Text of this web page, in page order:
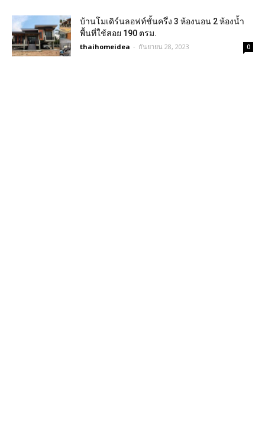
บ้านโมเดิร์นลอฟท์ชั้นครึ่ง 3 ห้องนอน 2 ห้องน้ำ
พื้นที่ใช้สอย 190 ตรม.
thaihomeidea - กันยายน 28, 2023 0